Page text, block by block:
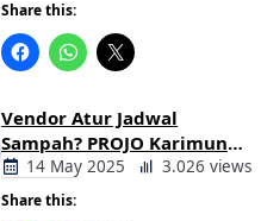
Share this:
Vendor Atur Jadwal
Sampah? PROJO Karimun
Kritik Usulan PT AGB
14 May 2025 3.026 views
Share this: